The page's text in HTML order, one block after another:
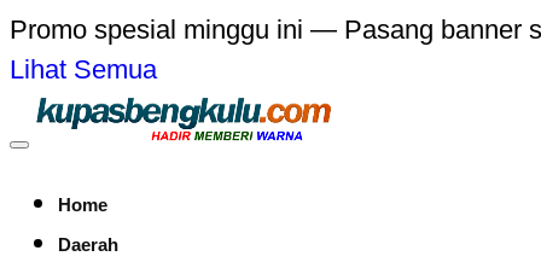
Promo spesial minggu ini — Pasang banner
Lihat Semua
Home
Daerah